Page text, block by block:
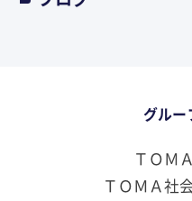
グル
ＴＯＭ
ＴＯＭＡ社